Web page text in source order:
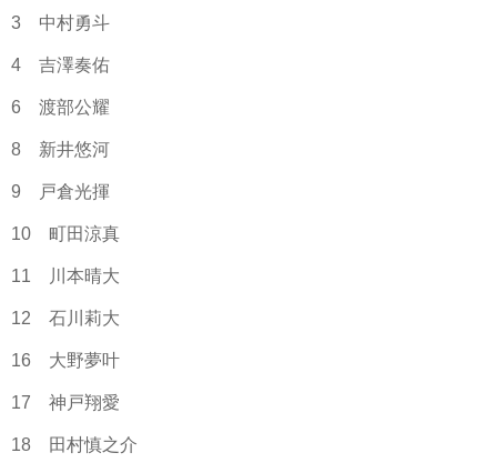
3 中村勇斗
4 吉澤奏佑
6 渡部公耀
8 新井悠河
9 戸倉光揮
10 町田涼真
11 川本晴大
12 石川莉大
16 大野夢叶
17 神戸翔愛
18 田村慎之介